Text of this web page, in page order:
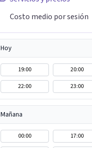
Costo medio por sesión
Hoy
19:00 20:00
22:00
23:00
Mañana
00:00 17:00